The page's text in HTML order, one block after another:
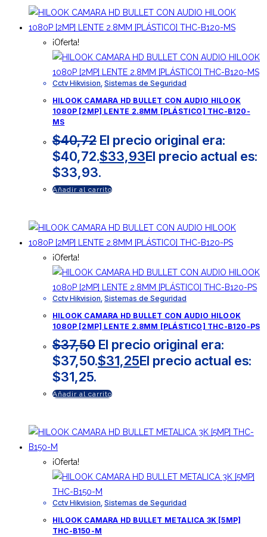
¡Oferta!
Cctv Hikvision, Sistemas de Seguridad
HILOOK CAMARA HD BULLET CON AUDIO HILOOK
1080P [2MP] LENTE 2.8MM [PLÁSTICO] THC-B120-
MS
$40,72 El precio original era:
$40,72.$33,93El precio actual es:
$33,93.
Añadir al carrito
¡Oferta!
Cctv Hikvision, Sistemas de Seguridad
HILOOK CAMARA HD BULLET CON AUDIO HILOOK
1080P [2MP] LENTE 2.8MM [PLÁSTICO] THC-B120-PS
$37,50 El precio original era:
$37,50.$31,25El precio actual es:
$31,25.
Añadir al carrito
¡Oferta!
Cctv Hikvision Sistemas de Seguridad
HILOOK CAMARA HD BULLET METALICA 3K [5MP]
THC-B150-M